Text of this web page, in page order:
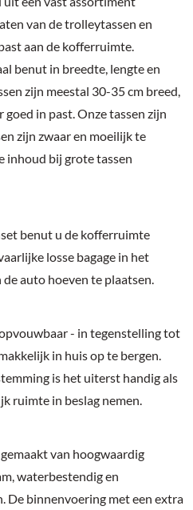
van de trolleytassen en
aan de kofferruimte.
benut in breedte, lengte en
zijn meestal 30-35 cm breed,
in past. Onze tassen zijn
zijn zwaar en moeilijk te
inhoud bij grote tassen
benut u de kofferruimte
losse bagage in het
auto hoeven te plaatsen.
- in tegenstelling tot
in huis op te bergen.
is het uiterst handig als
ruimte in beslag nemen.
van hoogwaardig
waterbestendig en
De binnenvoering met een extra